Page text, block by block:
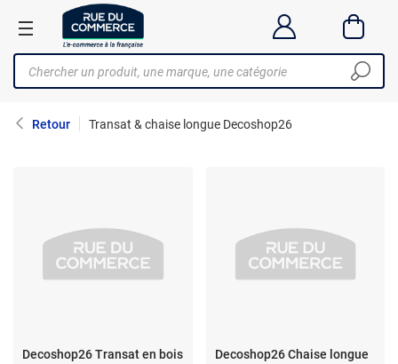
Retour Transat & chaise longue Decoshop26
Decoshop26 Transat en bois
Decoshop26 Chaise longue